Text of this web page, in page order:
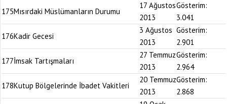
175Mısırdaki Müslümanların Durumu
17 Ağustos
2013
Gösterim:
3.041
176Kadir Gecesi
3 Ağustos
2013
Gösterim:
2.901
177İmsak Tartışmaları
27 Temmuz
2013
Gösterim:
2.964
178Kutup Bölgelerinde İbadet Vakitleri
20 Temmuz
2013
Gösterim:
2.868